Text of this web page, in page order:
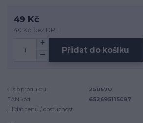
49 Kč
40 Kč bez DPH
Přidat do košíku
Číslo produktu:
250670
EAN kód:
652695115097
Hlídat cenu / dostupnost